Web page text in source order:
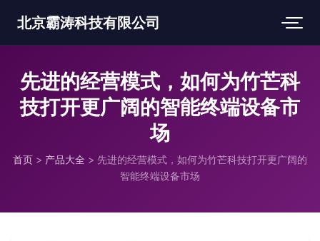
北京霸涛科技有限公司
先进的经营模式，如何为竹芒科
技打开更广阔的智能终端设备市
场
首页 > 产品大全 > 先进的经营模式，如何为竹芒科技打开更广阔的
智能终端设备市场